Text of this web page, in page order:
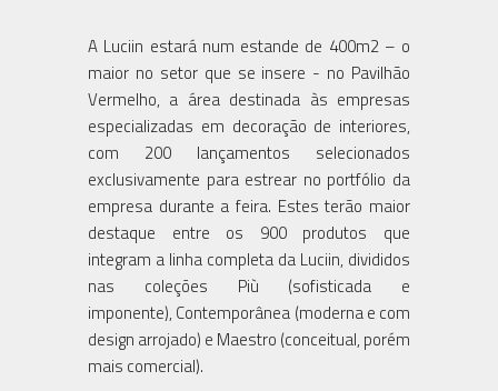
A Luciin estará num estande de 400m2 – o
maior no setor que se insere - no Pavilhão
Vermelho, a área destinada às empresas
especializadas em decoração de interiores,
com 200 lançamentos selecionados
exclusivamente para estrear no portfólio da
empresa durante a feira. Estes terão maior
destaque entre os 900 produtos que
integram a linha completa da Luciin, divididos
nas coleções Più (sofisticada e
imponente), Contemporânea (moderna e com
design arrojado) e Maestro (conceitual, porém
mais comercial).